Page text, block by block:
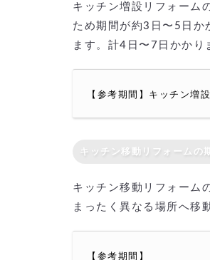
キッチン増設リフォーム
ため期間が約3日〜5日か
ます。計4日〜7日かかり
【参考期間】キッチン増
キッチン移動リフォームの
キッチン移動リフォーム
まったく異なる場所へ移
【参考期間】